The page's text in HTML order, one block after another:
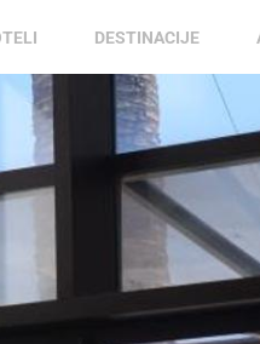
DESTINACIJE